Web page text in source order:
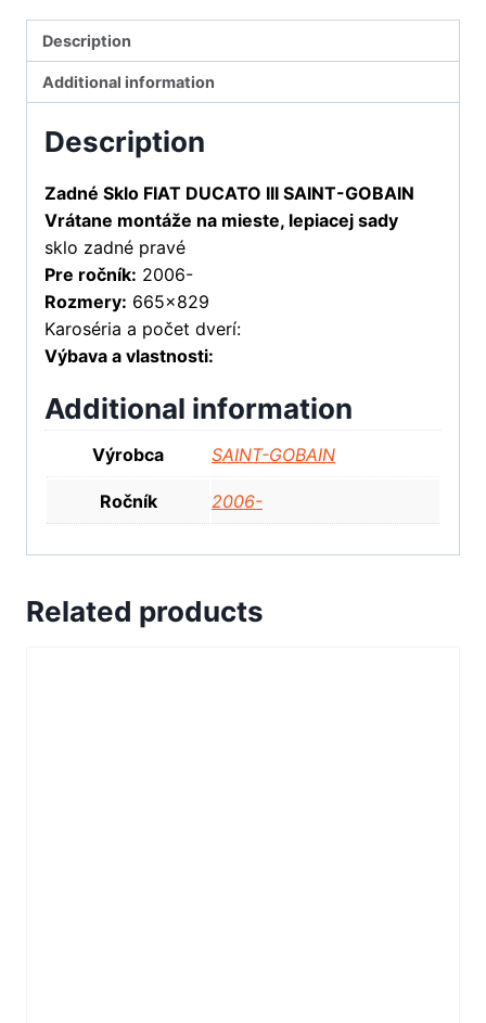
Description
Additional information
Description
Zadné Sklo FIAT DUCATO III SAINT-GOBAIN
Vrátane montáže na mieste, lepiacej sady
sklo zadné pravé
Pre ročník: 2006-
Rozmery: 665×829
Karoséria a počet dverí:
Výbava a vlastnosti:
Additional information
Výrobca SAINT-GOBAIN
Ročník 2006-
Related products